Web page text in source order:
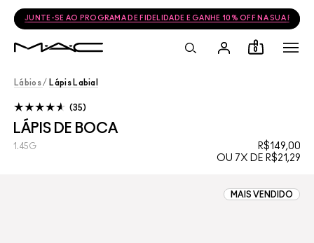
JUNTE-SE AO PROGRAMA DE FIDELIDADE E GANHE 10% OFF NA SUA
0
Lábios / Lápis Labial
LÁPIS DE BOCA
R$149,00
OU 7X DE R$21,29
1.45G
35
MAIS VENDIDO